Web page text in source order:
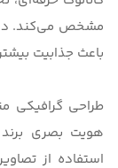
مشخص می‌کند. در
باعث جذابیت
طراحی گرافیکی
هویت بصری
استفاده از